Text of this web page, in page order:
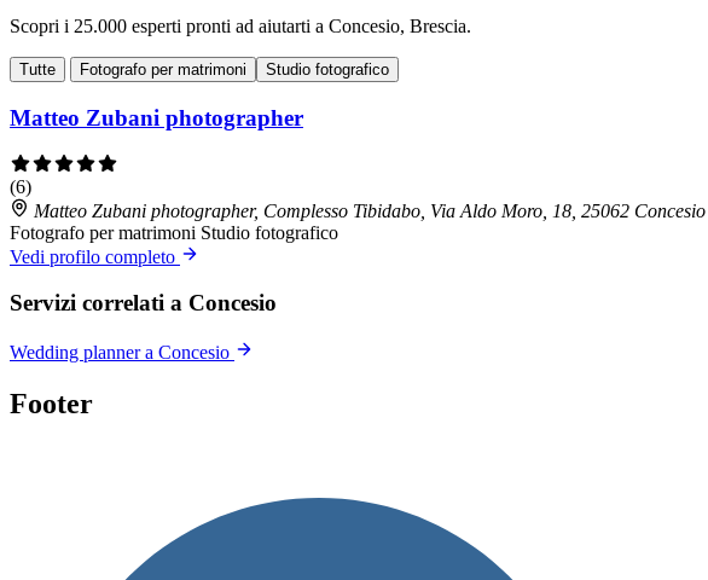
Scopri i 25.000 esperti pronti ad aiutarti a Concesio, Brescia.
Tutte Fotografo per matrimoni Studio fotografico
Matteo Zubani photographer
(6)
Matteo Zubani photographer, Complesso Tibidabo, Via Aldo Moro, 18, 25062 Concesio
Fotografo per matrimoni Studio fotografico
Vedi profilo completo
Servizi correlati a Concesio
Wedding planner a Concesio
Footer